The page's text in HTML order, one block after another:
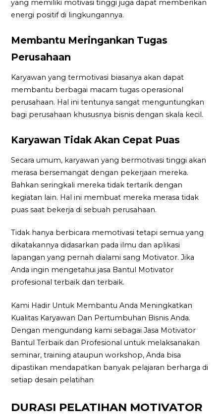
yang memiliki motivasi tinggi juga dapat memberikan
energi positif di lingkungannya.
Membantu Meringankan Tugas
Perusahaan
Karyawan yang termotivasi biasanya akan dapat
membantu berbagai macam tugas operasional
perusahaan. Hal ini tentunya sangat menguntungkan
bagi perusahaan khususnya bisnis dengan skala kecil.
Karyawan Tidak Akan Cepat Puas
Secara umum, karyawan yang bermotivasi tinggi akan
merasa bersemangat dengan pekerjaan mereka.
Bahkan seringkali mereka tidak tertarik dengan
kegiatan lain. Hal ini membuat mereka merasa tidak
puas saat bekerja di sebuah perusahaan.
Tidak hanya berbicara memotivasi tetapi semua yang
dikatakannya didasarkan pada ilmu dan aplikasi
lapangan yang pernah dialami sang Motivator. Jika
Anda ingin mengetahui jasa Bantul Motivator
profesional terbaik dan terbaik.
Kami Hadir Untuk Membantu Anda Meningkatkan
Kualitas Karyawan Dan Pertumbuhan Bisnis Anda.
Dengan mengundang kami sebagai Jasa Motivator
Bantul Terbaik dan Profesional untuk melaksanakan
seminar, training ataupun workshop, Anda bisa
dipastikan mendapatkan banyak pelajaran berharga di
setiap desain pelatihan
DURASI PELATIHAN MOTIVATOR